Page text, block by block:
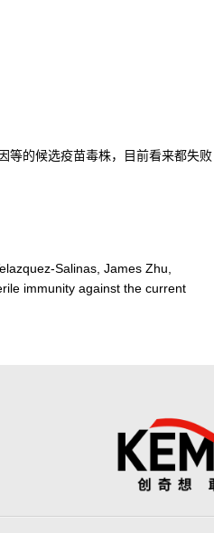
等的候选疫苗毒株，目前看来都失败
Salinas, James Zhu,
immunity against the current